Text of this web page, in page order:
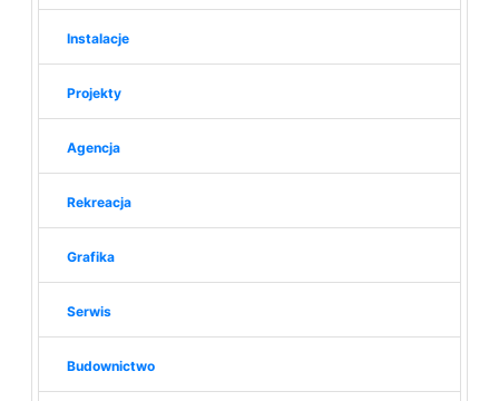
Instalacje
Projekty
Agencja
Rekreacja
Grafika
Serwis
Budownictwo